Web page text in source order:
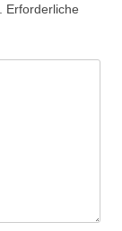
Erforderliche